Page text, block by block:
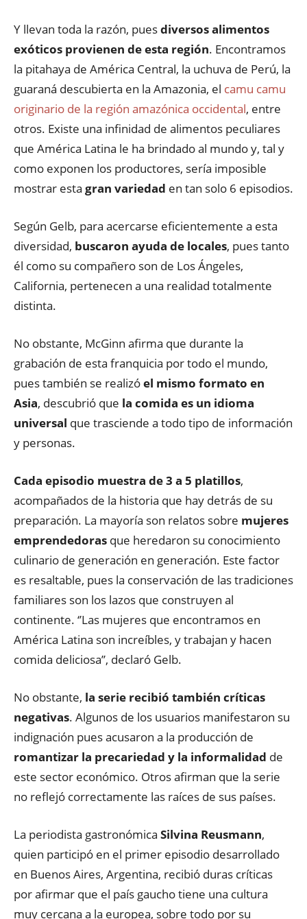
Y llevan toda la razón, puesdiversos alimentos
exóticos provienen de esta región. Encontramos
la pitahaya de América Central, la uchuva de Perú, la
guaraná descubierta en la Amazonia, el camu camu
originario de la región amazónica occidental, entre
otros. Existe una infinidad de alimentos peculiares
que América Latina le ha brindado al mundo y, tal y
como exponen los productores, sería imposible
mostrar esta gran variedad en tan solo 6 episodios.
Según Gelb, para acercarse eficientemente a esta
diversidad, buscaron ayuda de locales, pues tanto
él como su compañero son de Los Ángeles,
California, pertenecen a una realidad totalmente
distinta.
No obstante, McGinn afirma que durante la
grabación de esta franquicia por todo el mundo,
pues también se realizóel mismo formato en
Asia, descubrió que la comida es un idioma
universal que trasciende a todo tipo de información
y personas.
Cada episodio muestra de 3 a 5 platillos,
acompañados de la historia que hay detrás de su
preparación. La mayoría son relatos sobre mujeres
emprendedoras que heredaron su conocimiento
culinario de generación en generación. Este factor
es resaltable, pues la conservación de las tradiciones
familiares son los lazos que construyen al
continente. ‘’Las mujeres que encontramos en
América Latina son increíbles, y trabajan y hacen
comida deliciosa’’, declaró Gelb.
No obstante, la serie recibió también críticas
negativas. Algunos de los usuarios manifestaron su
indignación pues acusaron a la producción de
romantizar la precariedad y la informalidad de
este sector económico. Otros afirman que la serie
no reflejó correctamente las raíces de sus países.
La periodista gastronómica Silvina Reusmann,
quien participó en el primer episodio desarrollado
en Buenos Aires, Argentina, recibió duras críticas
por afirmar que el país gaucho tiene una cultura
muy cercana a la europea, sobre todo por su